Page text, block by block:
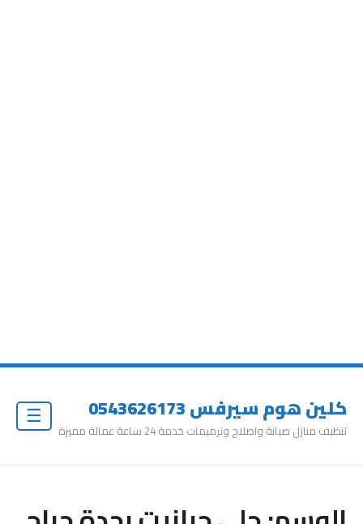
كلين هوم سيرفس 0543626173
تنظيف منازل صيانة واصلاح وترميمات خدمة 24 ساعة عمالة مميزة